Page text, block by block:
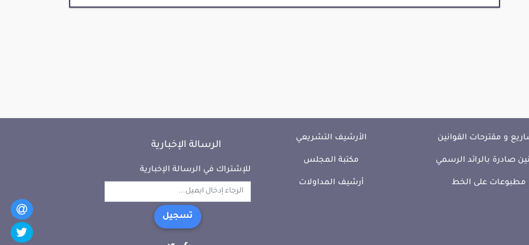
و مقترحات القوانين
صادرة بالرائد الرسمي
مطبوعات على الخط
الأرشيف التشريعي
مكتبة المجلس
أرشيف المداولات
الرسالة الإخبارية
للإشتراك في الرسالة الإخبارية
تسجيل